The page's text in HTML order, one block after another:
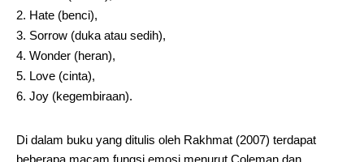
Hate (benci),
Sorrow (duka atau sedih),
Wonder (heran),
Love (cinta),
Joy (kegembiraan).
Di dalam buku yang ditulis oleh Rakhmat (2007) terdapat
beberapa macam fungsi emosi menurut Coleman dan